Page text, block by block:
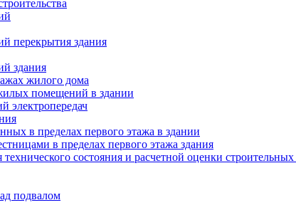
перекрытия здания
здания
жилого дома
помещений в здании
электропередач
в пределах первого этажа в здании
в пределах первого этажа здания
состояния и расчетной оценки
подвалом